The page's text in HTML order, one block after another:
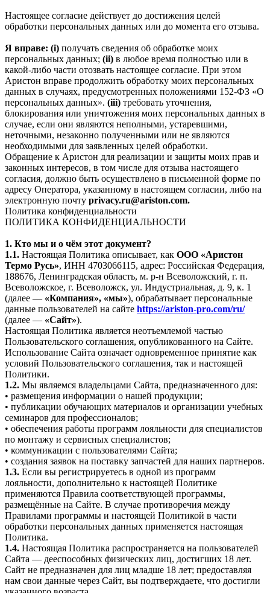
Настоящее согласие действует до достижения целей
обработки персональных данных или до момента его отзыва.
Я вправе: (i) получать сведения об обработке моих
персональных данных; (ii) в любое время полностью или в
какой-либо части отозвать настоящее согласие. При этом
Аристон вправе продолжить обработку моих персональных
данных в случаях, предусмотренных положениями 152-ФЗ «О
персональных данных». (iii) требовать уточнения,
блокирования или уничтожения моих персональных данных в
случае, если они являются неполными, устаревшими,
неточными, незаконно полученными или не являются
необходимыми для заявленных целей обработки.
Обращение к Аристон для реализации и защиты моих прав и
законных интересов, в том числе для отзыва настоящего
согласия, должно быть осуществлено в письменной форме по
адресу Оператора, указанному в настоящем согласии, либо на
электронную почту privacy.ru@ariston.com.
Политика конфиденциальности
ПОЛИТИКА КОНФИДЕНЦИАЛЬНОСТИ
1. Кто мы и о чём этот документ?
1.1. Настоящая Политика описывает, как ООО «Аристон
Термо Русь», ИНН 4703066115, адрес: Российская Федерация,
188676, Ленинградская область, м. р-н Всеволожский, г. п.
Всеволожское, г. Всеволожск, ул. Индустриальная, д. 9, к. 1
(далее — «Компания», «мы»), обрабатывает персональные
данные пользователей на сайте https://ariston-pro.com/ru/
(далее — «Сайт»).
Настоящая Политика является неотъемлемой частью
Пользовательского соглашения, опубликованного на Сайте.
Использование Сайта означает одновременное принятие как
условий Пользовательского соглашения, так и настоящей
Политики.
1.2. Мы являемся владельцами Сайта, предназначенного для:
• размещения информации о нашей продукции;
• публикации обучающих материалов и организации учебных
семинаров для профессионалов;
• обеспечения работы программ лояльности для специалистов
по монтажу и сервисных специалистов;
• коммуникации с пользователями Сайта;
• создания заявок на поставку запчастей для наших партнеров.
1.3. Если вы регистрируетесь в одной из программ
лояльности, дополнительно к настоящей Политике
применяются Правила соответствующей программы,
размещённые на Сайте. В случае противоречия между
Правилами программы и настоящей Политикой в части
обработки персональных данных применяется настоящая
Политика.
1.4. Настоящая Политика распространяется на пользователей
Сайта — дееспособных физических лиц, достигших 18 лет.
Сайт не предназначен для лиц младше 18 лет; предоставляя
нам свои данные через Сайт, вы подтверждаете, что достигли